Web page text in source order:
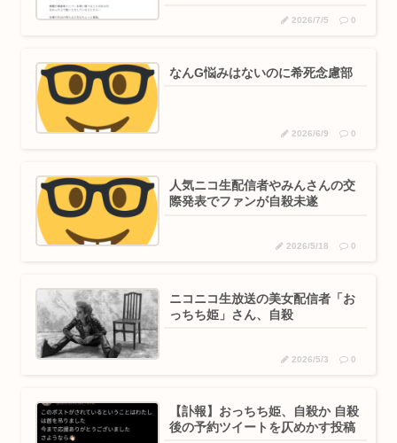
2026/7/5 0
なんG悩みはないのに希死念慮部
2026/6/9 0
人気ニコ生配信者やみんさんの交
際発表でファンが自殺未遂
2026/5/18 0
ニコニコ生放送の美女配信者「お
っちち姫」さん、自殺
2026/5/3 0
【訃報】おっちち姫、自殺か 自殺
後の予約ツイートを仄めかす投稿